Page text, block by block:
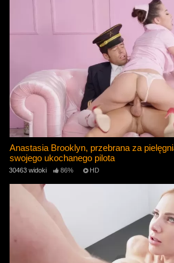
Anastasia Brooklyn, przebrana za
swojego ukochanego pilota
30463 widoki 86% HD